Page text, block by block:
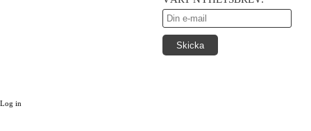
Log in